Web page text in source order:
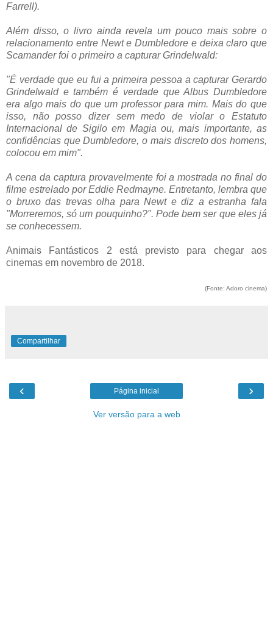
Farrell).
Além disso, o livro ainda revela um pouco mais sobre o
relacionamento entre Newt e Dumbledore e deixa claro que
Scamander foi o primeiro a capturar Grindelwald:
"É verdade que eu fui a primeira pessoa a capturar Gerardo
Grindelwald e também é verdade que Albus Dumbledore
era algo mais do que um professor para mim. Mais do que
isso, não posso dizer sem medo de violar o Estatuto
Internacional de Sigilo em Magia ou, mais importante, as
confidências que Dumbledore, o mais discreto dos homens,
colocou em mim".
A cena da captura provavelmente foi a mostrada no final do
filme estrelado por Eddie Redmayne. Entretanto, lembra que
o bruxo das trevas olha para Newt e diz a estranha fala
"Morreremos, só um pouquinho?". Pode bem ser que eles já
se conhecessem.
Animais Fantásticos 2 está previsto para chegar aos
cinemas em novembro de 2018.
(Fonte: Adoro cinema)
Compartilhar
‹ ›
Página inicial
Ver versão para a web